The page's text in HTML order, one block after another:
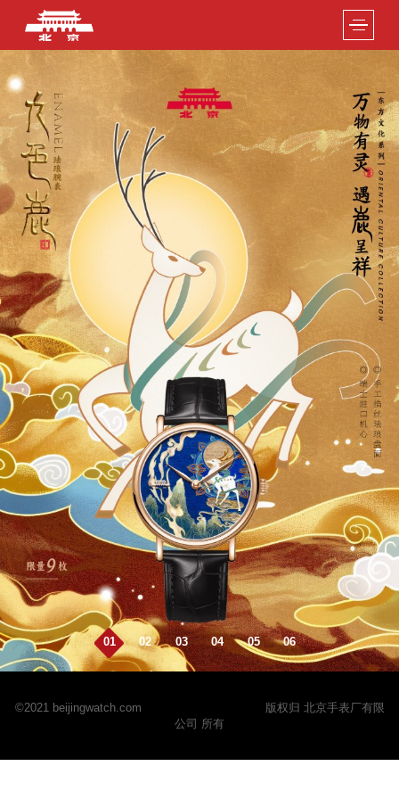
01 02 03 04 05 06
©2021 beijingwatch.com
版权归 北京手表厂有限
公司 所有